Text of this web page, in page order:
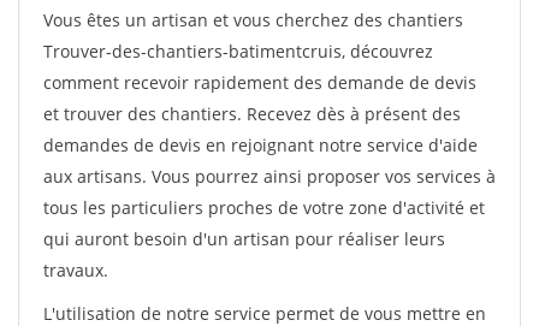
Vous êtes un artisan et vous cherchez des chantiers
Trouver-des-chantiers-batimentcruis, découvrez
comment recevoir rapidement des demande de devis
et trouver des chantiers. Recevez dès à présent des
demandes de devis en rejoignant notre service d'aide
aux artisans. Vous pourrez ainsi proposer vos services à
tous les particuliers proches de votre zone d'activité et
qui auront besoin d'un artisan pour réaliser leurs
travaux.
L'utilisation de notre service permet de vous mettre en